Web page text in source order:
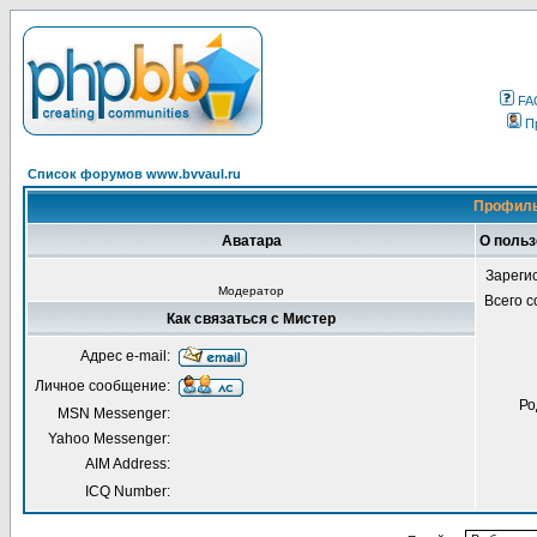
Список форумов www.bvvaul.ru
Аватара О
Модератор
Всего
Как связаться с Мистер
Адрес e-mail:
Личное сообщение:
MSN Messenger:
Yahoo Messenger:
AIM Address:
ICQ Number: